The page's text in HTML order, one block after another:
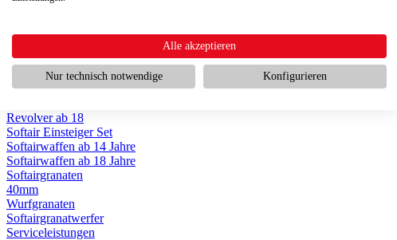
Scharfschützengewehr ab 18
Softair Pistolen
Softair Pistolen elektrisch ab 14
Softair Pistolen Federdruck ab 14
Softair Pistolen HPA Luftdruck ab 18
Revolver ab 18
Softair Einsteiger Set
Softairwaffen ab 14 Jahre
Softairwaffen ab 18 Jahre
Softairgranaten
40mm
Wurfgranaten
Softairgranatwerfer
Serviceleistungen
Alle akzeptieren
Nur technisch notwendige Konfigurieren